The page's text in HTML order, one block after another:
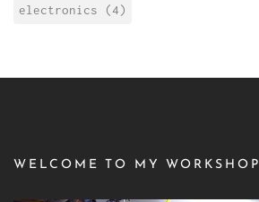
electronics (4)
WELCOME TO MY WORKSHOP